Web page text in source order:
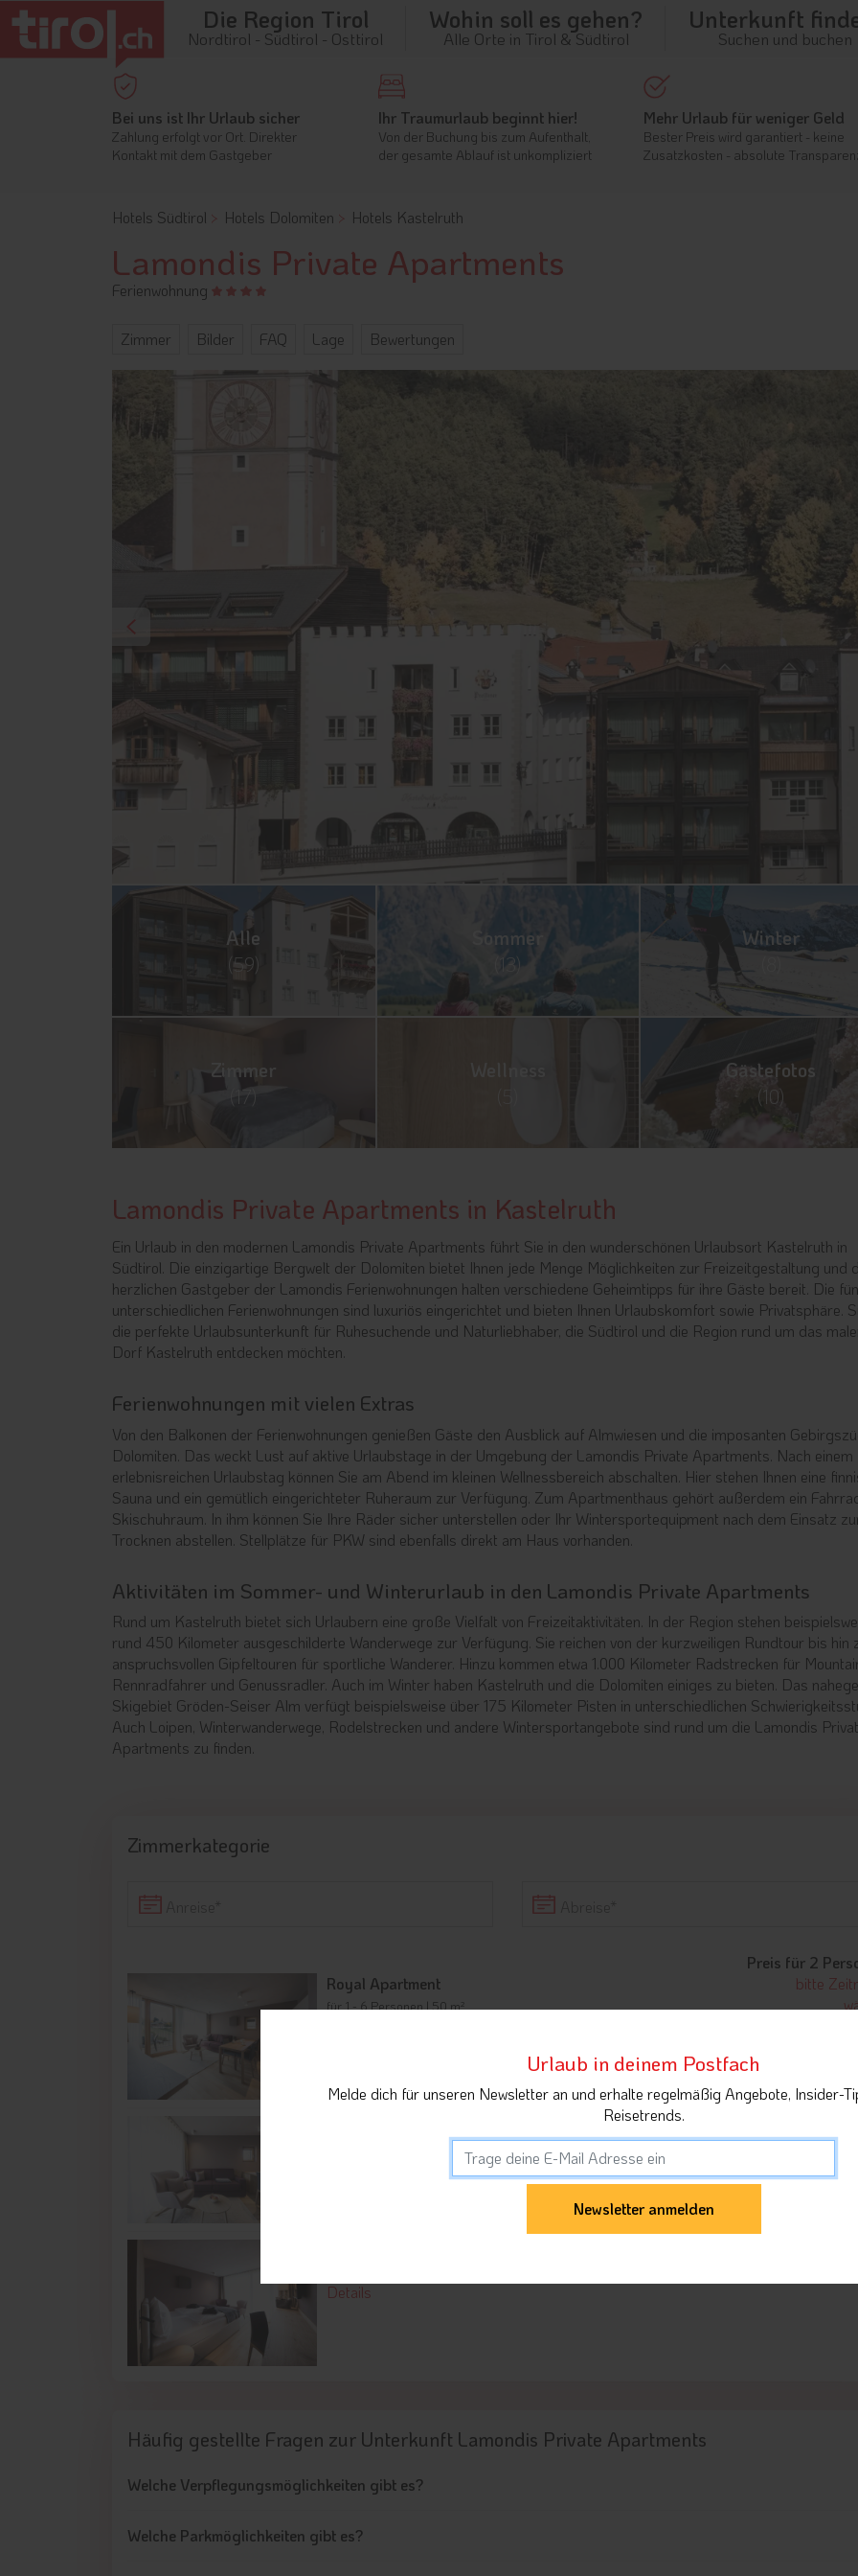
Die Region Tirol
Nordtirol - Südtirol - Osttirol
Wohin soll es gehen?
Alle Orte in Tirol & Südtirol
Unterkunft
Suchen und buchen
Bei uns ist Ihr Urlaub sicher
Zahlung erfolgt vor Ort. Direkter
Kontakt mit dem Gastgeber
Ihr Traumurlaub beginnt hier!
Von der Buchung bis zum Aufenthalt,
der gesamte Ablauf ist unkompliziert
Mehr Urlaub für weniger Geld
Bester Preis wird garantiert - keine
Zusatzkosten - absolute
Hotels Südtirol Hotels Dolomiten Hotels Kastelruth
Lamondis Private Apartments
Ferienwohnung
Zimmer Bilder FAQ Lage Bewertungen
Alle
(59)
Sommer
(13)
Winter
Zimmer
(17)
Gästefotos
(10)
Lamondis Private Apartments in Kastelruth
Ein Urlaub in den modernen Lamondis Private Apartments führt Sie in den wunderschönen Urlaubsort Kastelruth in
Südtirol. Die einzigartige Bergwelt der Dolomiten bietet Ihnen jede Menge Möglichkeiten zur Freizeitgestaltung und
herzlichen Gastgeber der Lamondis Ferienwohnungen halten verschiedene Geheimtipps für ihre Gäste bereit. Die
unterschiedlichen Ferienwohnungen sind luxuriös eingerichtet und bieten Ihnen Urlaubskomfort sowie Privatsphäre.
die perfekte Urlaubsunterkunft für Ruhesuchende und Naturliebhaber, die Südtirol und die Region rund um das
Dorf Kastelruth entdecken möchten.
Ferienwohnungen mit vielen Extras
Von den Balkonen der Ferienwohnungen genießen Gäste den Ausblick auf Almwiesen und die imposanten
Dolomiten. Das weckt Lust auf aktive Urlaubstage in der Umgebung der Lamondis Private Apartments. Nach einem
erlebnisreichen Urlaubstag können Sie am Abend im kleinen Wellnessbereich abschalten. Hier stehen Ihnen eine
Sauna und ein gemütlich eingerichteter Ruheraum zur Verfügung. Zum Apartmenthaus gehört außerdem ein
Skischuhraum. In ihm können Sie Ihre Räder sicher unterstellen oder Ihr Wintersportequipment nach dem Einsatz
Trocknen abstellen. Stellplätze für PKW sind ebenfalls direkt am Haus vorhanden.
Aktivitäten im Sommer- und Winterurlaub in den Lamondis Private Apartments
Rund um Kastelruth bietet sich Urlaubern eine große Vielfalt von Freizeitaktivitäten. In der Region stehen
rund 450 Kilometer ausgeschilderte Wanderwege zur Verfügung. Sie reichen von der kurzweiligen Rundtour bis hin
anspruchsvollen Gipfeltouren für sportliche Wanderer. Hinzu kommen etwa 1.000 Kilometer Radstrecken für
Rennradfahrer und Genussradler. Auch im Winter haben Kastelruth und die Dolomiten einiges zu bieten. Das
Skigebiet Gröden-Seiser Alm verfügt beispielsweise über 175 Kilometer Pisten in unterschiedlichen
Auch Loipen, Winterwanderwege, Rodelstrecken und andere Wintersportangebote sind rund um die Lamondis
Apartments zu finden.
Zimmerkategorie
Preis für 2
Royal Apartment
für 1 - 6 Personen | 50 m²
bitte
Details
Häufig gestellte Fragen zur Unterkunft Lamondis Private Apartments
Welche Verpflegungsmöglichkeiten gibt es?
Welche Parkmöglichkeiten gibt es?
Urlaub in deinem Postfach
Melde dich für unseren Newsletter an und erhalte regelmäßig Angebote, Insider-
Reisetrends.